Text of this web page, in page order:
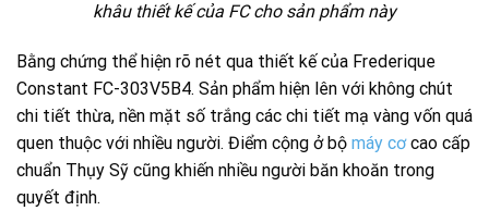
khâu thiết kế của FC cho sản phẩm này
Bằng chứng thể hiện rõ nét qua thiết kế của Frederique
Constant FC-303V5B4. Sản phẩm hiện lên với không chút
chi tiết thừa, nền mặt số trắng các chi tiết mạ vàng vốn quá
quen thuộc với nhiều người. Điểm cộng ở bộ máy cơcao cấp
chuẩn Thụy Sỹ cũng khiến nhiều người băn khoăn trong
quyết định.